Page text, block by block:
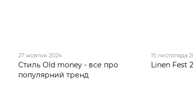
27 жовтня 2024
Стиль Old money - все про
популярний тренд
15 листопада
Linen Fest